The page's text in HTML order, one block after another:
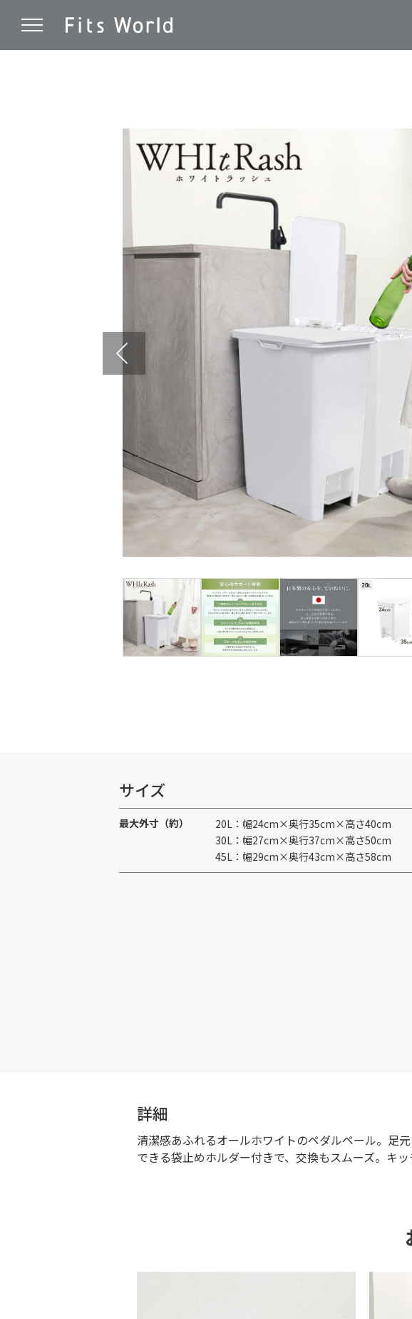
サイズ
最大外寸（約）
20L：幅24cm×奥行35cm×高さ40cm
30L：幅27cm×奥行37cm×高さ50cm
45L：幅29cm×奥行43cm×高さ58cm
詳細
清潔感あふれるオールホワイトのペダルペール。足
できる袋止めホルダー付きで、交換もスムーズ。キ